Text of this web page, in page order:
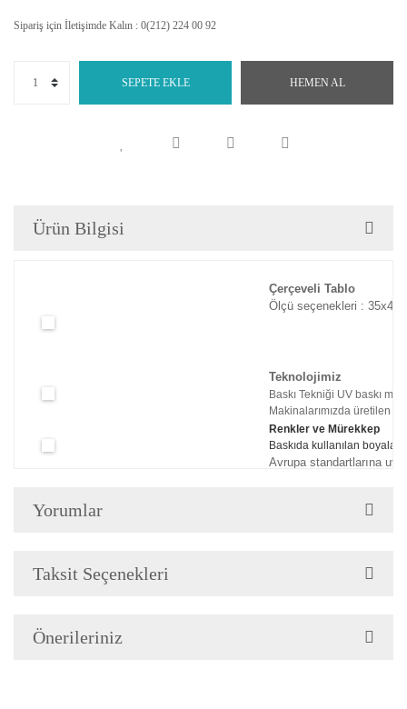
Sipariş için İletişimde Kalın : 0(212) 224 00 92
SEPETE EKLE HEMEN AL
Ürün Bilgisi
Çerçeveli Tablo
Ölçü seçenekleri :
Teknolojimiz
Baskı Tekniği UV baskı
Makinalarımızda üretilen
Renkler ve Mürekkep
Baskıda kullanılan
Avrupa standartlarına
Çerçeveli Tablolarınız
Yorumlar
Taksit Seçenekleri
Önerileriniz